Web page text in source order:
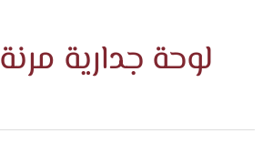
لوحة جدارية مرنة